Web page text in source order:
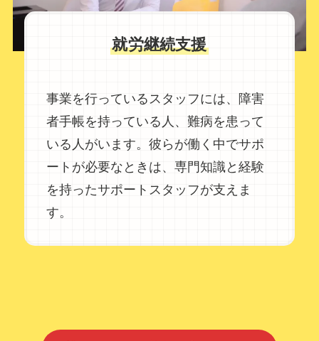
就労継続支援
事業を行っているスタッフには、障害
者手帳を持っている人、難病を患って
いる人がいます。彼らが働く中でサポ
ートが必要なときは、専門知識と経験
を持ったサポートスタッフが支えま
す。